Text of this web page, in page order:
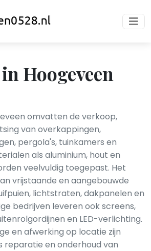
Hoogeveen
omvatten de verkoop,
van overkappingen,
pergola's, tuinkamers en
als aluminium, hout en
veelvuldig toegepast. Het
vrijstaande en aangebouwde
lichtstraten, dakpanelen en
bedrijven leveren ook screens,
en LED-verlichting.
en afwerking op locatie zijn
reparatie en onderhoud van